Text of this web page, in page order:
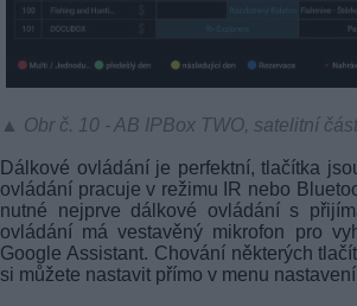
▲ Obr č. 10 - AB IPBox TWO, satelitní
Dálkové ovládání je perfektní, tlačítka
ovládání pracuje v režimu IR nebo
nutné nejprve dálkové ovládání s
ovládání má vestavěný mikrofon pro
Google Assistant. Chování některých
si můžete nastavit přímo v menu